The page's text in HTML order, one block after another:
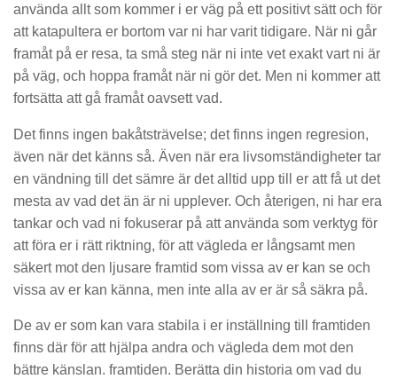
använda allt som kommer i er väg på ett positivt sätt och för
att katapultera er bortom var ni har varit tidigare. När ni går
framåt på er resa, ta små steg när ni inte vet exakt vart ni är
på väg, och hoppa framåt när ni gör det. Men ni kommer att
fortsätta att gå framåt oavsett vad.
Det finns ingen bakåtsträvelse; det finns ingen regresion,
även när det känns så. Även när era livsomständigheter tar
en vändning till det sämre är det alltid upp till er att få ut det
mesta av vad det än är ni upplever. Och återigen, ni har era
tankar och vad ni fokuserar på att använda som verktyg för
att föra er i rätt riktning, för att vägleda er långsamt men
säkert mot den ljusare framtid som vissa av er kan se och
vissa av er kan känna, men inte alla av er är så säkra på.
De av er som kan vara stabila i er inställning till framtiden
finns där för att hjälpa andra och vägleda dem mot den
bättre känslan. framtiden. Berätta din historia om vad du